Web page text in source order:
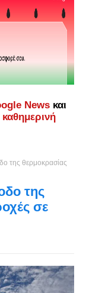
News και
καθημερινή
της θερμοκρασίας
της
σε